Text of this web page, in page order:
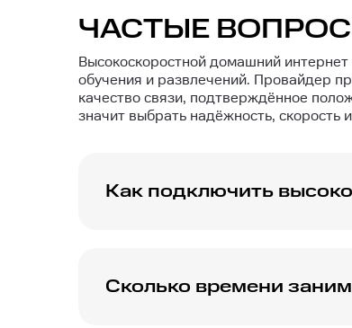
ЧАСТЫЕ
Высокоскоростной домашний
обучения и развлечений. Провайдер
качество связи, подтверждённое
значит выбрать надёжность, скорость
Как подключить
Сколько времени